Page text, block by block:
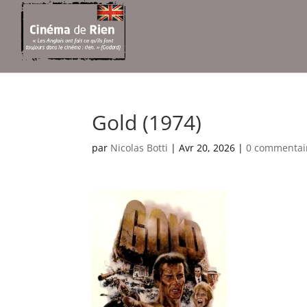
Gold (1974)
par Nicolas Botti |Avr 20, 2026 |0